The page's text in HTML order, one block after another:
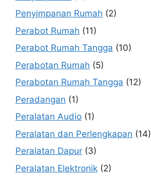
Penyimpanan Rumah (2)
Perabot Rumah (11)
Perabot Rumah Tangga (10)
Perabotan Rumah (5)
Perabotan Rumah Tangga (12)
Peradangan (1)
Peralatan Audio (1)
Peralatan dan Perlengkapan (14)
Peralatan Dapur (3)
Peralatan Elektronik (2)